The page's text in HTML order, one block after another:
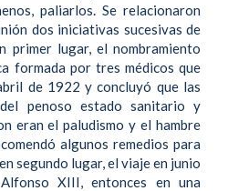
paliarlos. Se relacionaron
dos iniciativas sucesivas de
primer lugar, el nombramiento
formada por tres médicos que
de 1922 y concluyó que las
penoso estado sanitario y
eran el paludismo y el hambre
algunos remedios para
segundo lugar, el viaje en junio
XIII, entonces en una